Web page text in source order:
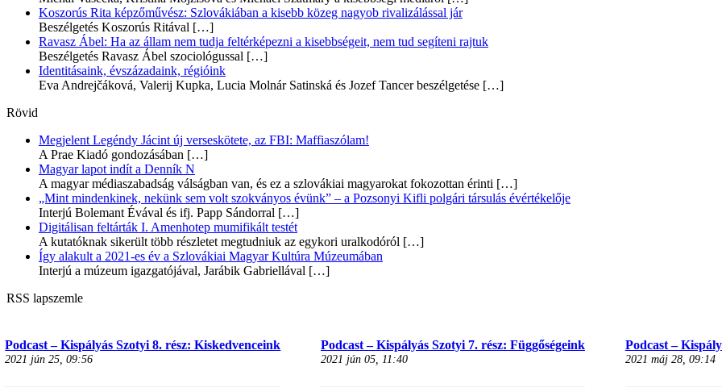
Koszorús Rita képzőművész: Szlovákiában a kisebb közeg nagyob rivalizálással jár
Beszélgetés Koszorús Ritával […]
Ravasz Ábel: Ha az állam nem tudja feltérképezni a kisebbségeit, nem tud segíteni rajtuk
Beszélgetés Ravasz Ábel szociológussal […]
Identitásaink, évszázadaink, régióink
Eva Andrejčáková, Valerij Kupka, Lucia Molnár Satinská és Jozef Tancer beszélgetése […]
Rövid
Megjelent Legéndy Jácint új verseskötete, az FBI: Maffiaszólam!
A Prae Kiadó gondozásában […]
Magyar lapot indít a Denník N
A magyar médiaszabadság válságban van, és ez a szlovákiai magyarokat fokozottan érinti […]
„Mint mindenkinek, nekünk sem volt szokványos évünk” – a Pozsonyi Kifli polgári társulás évértékelője
Interjú Bolemant Évával és ifj. Papp Sándorral […]
Digitálisan feltárták I. Amenhotep mumifikált testét
A kutatóknak sikerült több részletet megtudniuk az egykori uralkodóról […]
Így alakult a 2021-es év a Szlovákiai Magyar Kultúra Múzeumában
Interjú a múzeum igazgatójával, Jarábik Gabriellával […]
RSS lapszemle
Podcast – Kispályás Szotyi 8. rész: Kiskedvenceink
2021 jún 25, 09:56
Podcast – Kispályás Szotyi 7. rész: Függőségeink
2021 jún 05, 11:40
Podcast –
2021 máj 28, 09:14